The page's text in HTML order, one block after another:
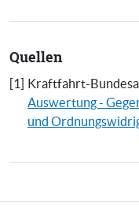
Quellen
[1] Kraftfahrt-
Auswertung -
und